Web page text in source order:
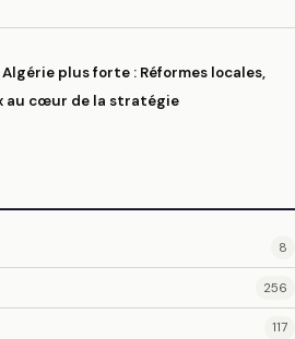
plus forte : Réformes locales,
au cœur de la stratégie
8
256
117